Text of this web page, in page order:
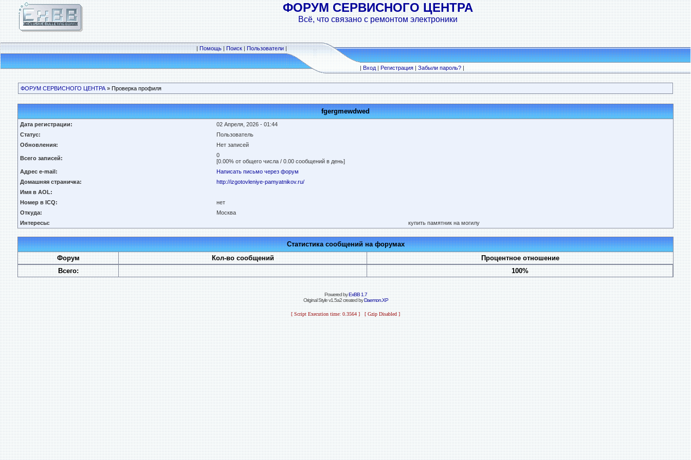
ФОРУМ СЕРВИСНОГО ЦЕНТРА
Всё, что связано с ремонтом электроники
|Помощь|Поиск|Пользователи|
|Вход|Регистрация|Забыли пароль?|
ФОРУМ СЕРВИСНОГО ЦЕНТРА » Проверка профиля
fgergmewdwed
Дата регистрации:
02 Апреля, 2026 - 01:44
Статус:
Пользователь
Обновления:
Нет записей
Всего записей:
0
[0.00% от общего числа / 0.00 сообщений в день]
Адрес e-mail:
Написать письмо через форум
Домашняя страничка:
http://izgotovleniye-pamyatnikov.ru/
Имя в AOL:
Номер в ICQ:
нет
Откуда:
Москва
Интересы:
купить памятник на могилу
Статистика сообщений на форумах
Форум
Кол-во сообщений
Процентное отношение
Всего:
100%
Powered byExBB 1.7
Original Style v1.5a2 created byDaemon.XP
[ Script Execution time: 0.3564 ] [ Gzip Disabled ]